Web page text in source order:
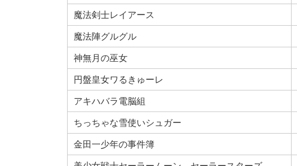
魔法剣士レイアース
魔法陣グルグル
神無月の巫女
円盤皇女ワるきゅーレ
アキハバラ電脳組
ちっちゃな雪使いシュガー
金田一少年の事件簿